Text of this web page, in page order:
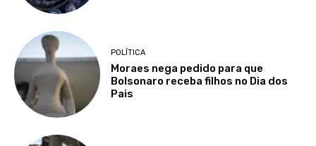
POLÍTICA
Moraes nega pedido para que
Bolsonaro receba filhos no Dia dos
Pais